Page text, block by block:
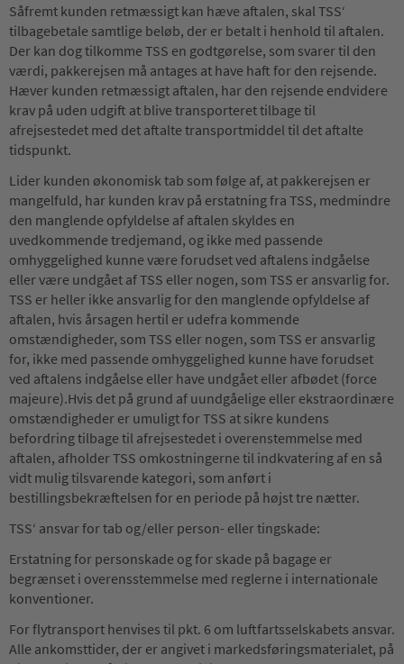
Såfremt kunden retmæssigt kan hæve aftalen, skal TSS‘
tilbagebetale samtlige beløb, der er betalt i henhold til aftalen.
Der kan dog tilkomme TSS en godtgørelse, som svarer til den
værdi, pakkerejsen må antages at have haft for den rejsende.
Hæver kunden retmæssigt aftalen, har den rejsende endvidere
krav på uden udgift at blive transporteret tilbage til
afrejsestedet med det aftalte transportmiddel til det aftalte
tidspunkt.
Lider kunden økonomisk tab som følge af, at pakkerejsen er
mangelfuld, har kunden krav på erstatning fra TSS, medmindre
den manglende opfyldelse af aftalen skyldes en
uvedkommende tredjemand, og ikke med passende
omhyggelighed kunne være forudset ved aftalens indgåelse
eller være undgået af TSS eller nogen, som TSS er ansvarlig for.
TSS er heller ikke ansvarlig for den manglende opfyldelse af
aftalen, hvis årsagen hertil er udefra kommende
omstændigheder, som TSS eller nogen, som TSS er ansvarlig
for, ikke med passende omhyggelighed kunne have forudset
ved aftalens indgåelse eller have undgået eller afbødet (force
majeure).Hvis det på grund af uundgåelige eller ekstraordinære
omstændigheder er umuligt for TSS at sikre kundens
befordring tilbage til afrejsestedet i overenstemmelse med
aftalen, afholder TSS omkostningerne til indkvatering af en så
vidt mulig tilsvarende kategori, som anført i
bestillingsbekræftelsen for en periode på højst tre nætter.
TSS‘ ansvar for tab og/eller person- eller tingskade:
Erstatning for personskade og for skade på bagage er
begrænset i overensstemmelse med reglerne i internationale
konventioner.
For flytransport henvises til pkt. 6 om luftfartsselskabets ansvar.
Alle ankomsttider, der er angivet i markedsføringsmaterialet, på